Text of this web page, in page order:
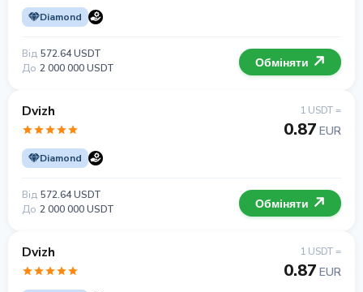
Diamond
Від 572.64 USDT
До 2 000 000 USDT Обміняти
Dvizh
Diamond
1 USDT =
0.87 EUR
Від 572.64 USDT
До 2 000 000 USDT Обміняти
Dvizh 1 USDT =
0.87 EUR